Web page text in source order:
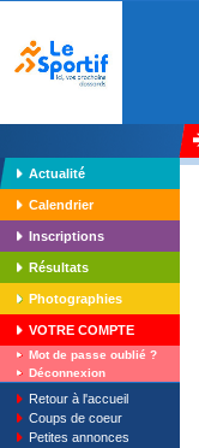
Actualité
Calendrier
Inscriptions
Résultats
Photographies
VOTRE COMPTE
Mot de passe oublié ?
Déconnexion
Retour à l'accueil
Coups de coeur
Petites annonces